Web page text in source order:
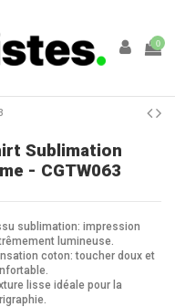
0
Sublimation
- CGTW063
sublimation: impression
lumineuse.
coton: toucher doux et
lisse idéale pour la